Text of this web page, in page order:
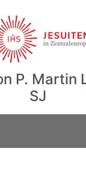
P. Martin
SJ